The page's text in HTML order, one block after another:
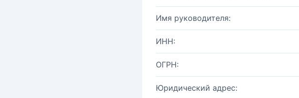
Имя руководителя:
ИНН:
ОГРН:
Юридический адрес: